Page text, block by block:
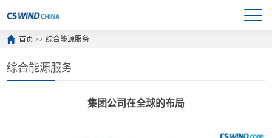
首页 >>综合能源服务
综合能源服务
集团公司在全球的布局